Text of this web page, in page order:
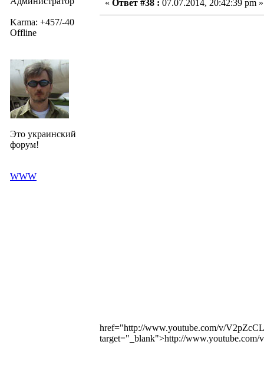
Karma: +457/-40
Offline
Это украинский
форум!
WWW
« Ответ #38 : 07.07.2014, 20:42:39 pm »
href="http://www.youtube.com/v/
target="_blank">http://